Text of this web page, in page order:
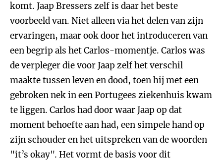
komt. Jaap Bressers zelf is daar het beste
voorbeeld van. Niet alleen via het delen van zijn
ervaringen, maar ook door het introduceren van
een begrip als het Carlos-momentje. Carlos was
de verpleger die voor Jaap zelf het verschil
maakte tussen leven en dood, toen hij met een
gebroken nek in een Portugees ziekenhuis kwam
te liggen. Carlos had door waar Jaap op dat
moment behoefte aan had, een simpele hand op
zijn schouder en het uitspreken van de woorden
"it’s okay". Het vormt de basis voor dit